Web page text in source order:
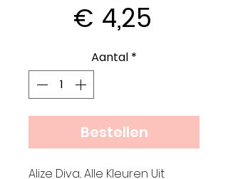
€ 4,25
Aantal *
Bestellen
Alize Diva.. Alle Kleuren Uit